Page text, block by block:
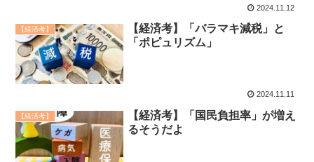
2024.11.12
【経済考】
【経済考】「バラマキ減税」と
「ポピュリズム」
2024.11.11
【経済考】
【経済考】「国民負担率」が増え
るそうだよ